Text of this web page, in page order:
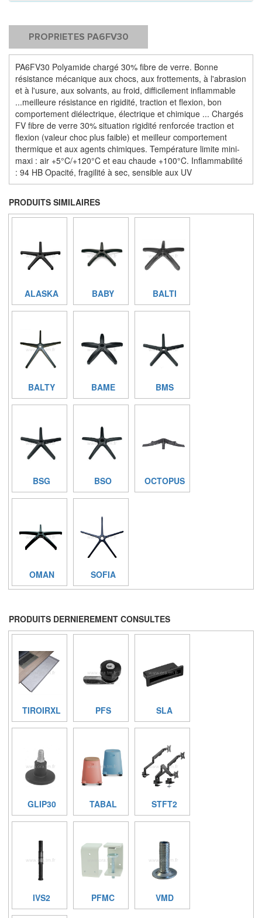
PROPRIETES PA6FV30
PA6FV30 Polyamide chargé 30% fibre de verre. Bonne
résistance mécanique aux chocs, aux frottements, à l'abrasion
et à l'usure, aux solvants, au froid, difficilement inflammable
...meilleure résistance en rigidité, traction et flexion, bon
comportement diélectrique, électrique et chimique ... Chargés
FV fibre de verre 30% situation rigidité renforcée traction et
flexion (valeur choc plus faible) et meilleur comportement
thermique et aux agents chimiques. Température limite mini-
maxi : air +5°C/+120°C et eau chaude +100°C. Inflammabilité
: 94 HB Opacité, fragilité à sec, sensible aux UV
PRODUITS SIMILAIRES
ALASKA BABY BALTI
BALTY BAME BMS
BSG BSO OCTOPUS
OMAN SOFIA
PRODUITS DERNIEREMENT CONSULTES
TIROIRXL PFS SLA
GLIP30 TABAL STFT2
IVS2 PFMC VMD